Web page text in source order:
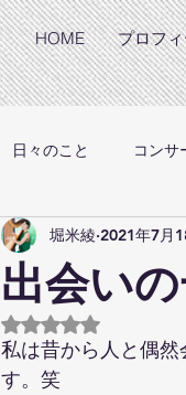
HOME プロフ
日々のこと コンサ
出会いの
堀米綾 2021年7月
5つ星のうちNaNと
私は昔から人と偶
す。笑